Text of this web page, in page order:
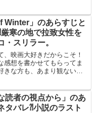
ロ）松本清張原作を鈴木清
...
Winter」のあらすじと
寒の地で拉致女性を
・スリラー。
、映画大好きだからこそ！
感想を書かせてもらってま
な方も、あまり観ない方
年（98分）厳寒の地で拉
読者の視点から」のあ
タバレ⁈小説のラスト